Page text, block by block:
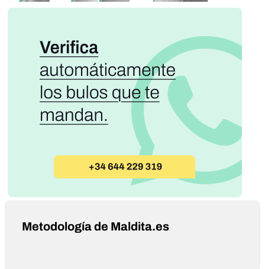
Metodología de Maldita.es